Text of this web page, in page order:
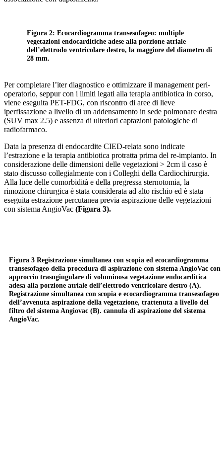
Figura 2: Ecocardiogramma transesofageo: multiple
vegetazioni endocarditiche adese alla porzione atriale
dell’elettrodo ventricolare destro, la maggiore del diametro di
28 mm.
Per completare l’iter diagnostico e ottimizzare il management peri-
operatorio, seppur con i limiti legati alla terapia antibiotica in corso,
viene eseguita PET-FDG, con riscontro di aree di lieve
iperfissazione a livello di un addensamento in sede polmonare destra
(SUV max 2.5) e assenza di ulteriori captazioni patologiche di
radiofarmaco.
Data la presenza di endocardite CIED-relata sono indicate
l’estrazione e la terapia antibiotica protratta prima del re-impianto. In
considerazione delle dimensioni delle vegetazioni > 2cm il caso è
stato discusso collegialmente con i Colleghi della Cardiochirurgia.
Alla luce delle comorbidità e della pregressa sternotomia, la
rimozione chirurgica è stata considerata ad alto rischio ed è stata
eseguita estrazione percutanea previa aspirazione delle vegetazioni
con sistema AngioVac (Figura 3).
Figura 3 Registrazione simultanea con scopia ed ecocardiogramma
transesofageo della procedura di aspirazione con sistema AngioVac con
approccio trasngiugulare di voluminosa vegetazione endocarditica
adesa alla porzione atriale dell’elettrodo ventricolare destro (A).
Registrazione simultanea con scopia e ecocardiogramma transesofageo
dell’avvenuta aspirazione della vegetazione, trattenuta a livello del
filtro del sistema Angiovac (B). cannula di aspirazione del sistema
AngioVac.